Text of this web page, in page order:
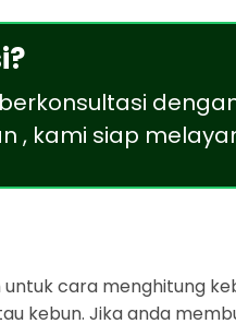
, kami siap
cara menghitung
kebun. Jika anda